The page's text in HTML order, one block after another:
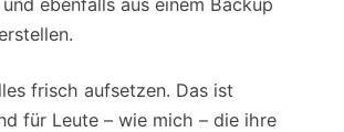
frisch aufsetzen. Das ist
für Leute – wie mich – die ihre